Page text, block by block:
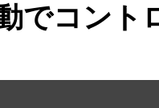
でコント